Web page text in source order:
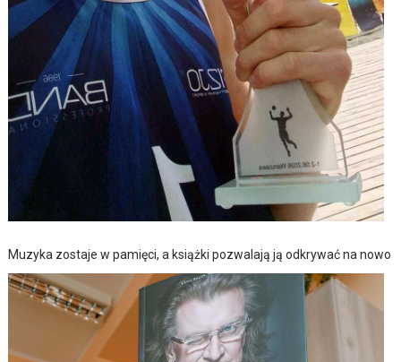
Muzyka zostaje w pamięci, a książki pozwalają ją odkrywać na nowo